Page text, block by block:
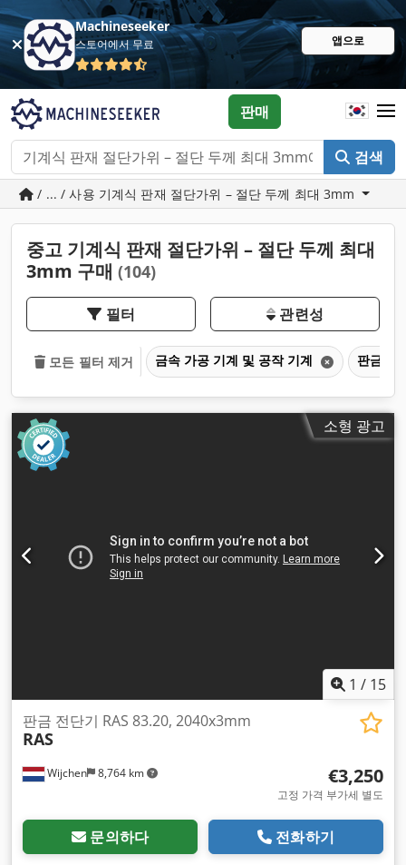
Machineseeker
스토어에서 무료 앱으로
검색
판매
/ ... / 사용 기계식 판재 절단가위 – 절단 두께 최대 3mm
중고 기계식 판재 절단가위 – 절단 두께 최대
3mm 구매 (104)
필터 관련성
모든 필터 제거 금속 가공 기계 및 공작 기계 판금 가
소형 광고
1 / 15
Wijchen 8,764 km
판금 전단기 RAS 83.20, 2040x3mm
RAS
€3,250
고정 가격 부가세 별도
문의하다 전화하기